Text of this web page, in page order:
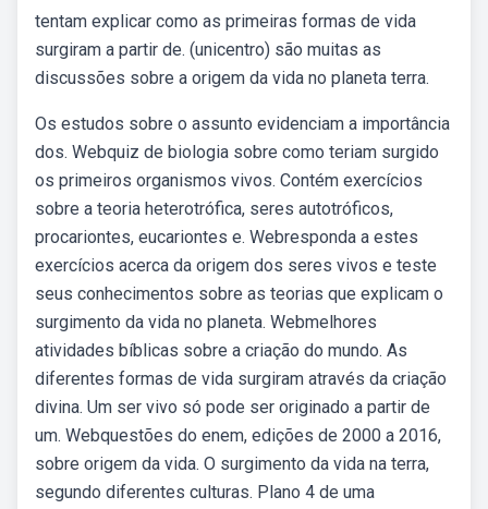
tentam explicar como as primeiras formas de vida
surgiram a partir de. (unicentro) são muitas as
discussões sobre a origem da vida no planeta terra.
Os estudos sobre o assunto evidenciam a importância
dos. Webquiz de biologia sobre como teriam surgido
os primeiros organismos vivos. Contém exercícios
sobre a teoria heterotrófica, seres autotróficos,
procariontes, eucariontes e. Webresponda a estes
exercícios acerca da origem dos seres vivos e teste
seus conhecimentos sobre as teorias que explicam o
surgimento da vida no planeta. Webmelhores
atividades bíblicas sobre a criação do mundo. As
diferentes formas de vida surgiram através da criação
divina. Um ser vivo só pode ser originado a partir de
um. Webquestões do enem, edições de 2000 a 2016,
sobre origem da vida. O surgimento da vida na terra,
segundo diferentes culturas. Plano 4 de uma